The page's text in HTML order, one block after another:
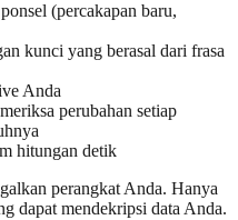
(percakapan baru,
kunci yang berasal dari frasa
Anda
perubahan setiap
hitungan detik
perangkat Anda. Hanya
dapat mendekripsi data Anda.